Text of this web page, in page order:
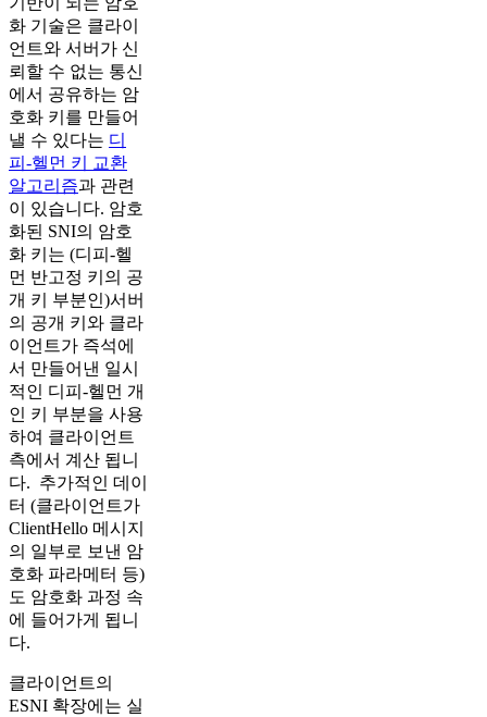
화 기술은 클라이
언트와 서버가 신
뢰할 수 없는 통신
에서 공유하는 암
호화 키를 만들어
낼 수 있다는 디
피-헬먼 키 교환
알고리즘과 관련
이 있습니다. 암호
화된 SNI의 암호
화 키는 (디피-헬
먼 반고정 키의 공
개 키 부분인)서버
의 공개 키와 클라
이언트가 즉석에
서 만들어낸 일시
적인 디피-헬먼 개
인 키 부분을 사용
하여 클라이언트
측에서 계산 됩니
다. 추가적인 데이
터 (클라이언트가
ClientHello 메시지
의 일부로 보낸 암
호화 파라메터 등)
도 암호화 과정 속
에 들어가게 됩니
다.
클라이언트의
ESNI 확장에는 실